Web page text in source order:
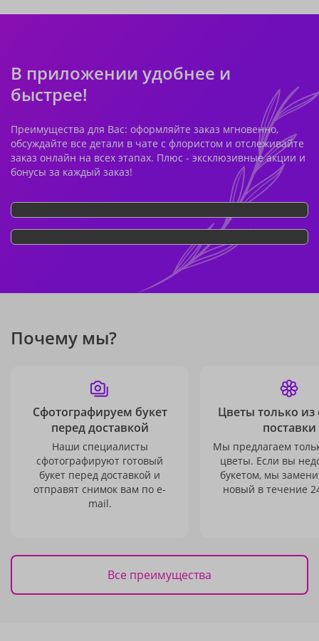
В приложении удобнее и
быстрее!
Преимущества для Вас: оформляйте заказ мгновенно,
обсуждайте все детали в чате с флористом и отслеживайте
заказ онлайн на всех этапах. Плюс - эксклюзивные акции и
бонусы за каждый заказ!
Почему мы?
Сфотографируем букет
перед доставкой
Наши специалисты
сфотографируют готовый
букет перед доставкой и
отправят снимок вам по e-
mail.
Цветы только из
поставки
Мы предлагаем
цветы. Если вы
букетом, мы
новый в течение
Все преимущества